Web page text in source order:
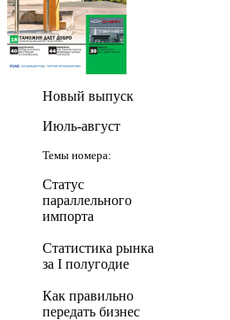
Новый выпуск
Июль-август
Темы номера:
Статус
параллельного
импорта
Статистика рынка
за I полугодие
Как правильно
передать бизнес